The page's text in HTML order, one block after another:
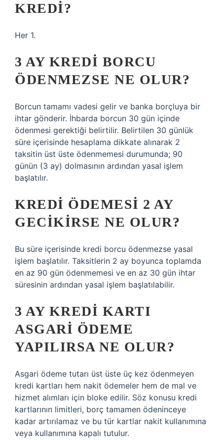
KREDI?
Her 1.
3 AY KREDI BORCU
ÖDENMEZSE NE OLUR?
Borcun tamamı vadesi gelir ve banka borçluya bir
ihtar gönderir. İhbarda borcun 30 gün içinde
ödenmesi gerektiği belirtilir. Belirtilen 30 günlük
süre içerisinde hesaplama dikkate alınarak 2
taksitin üst üste ödenmemesi durumunda; 90
günün (3 ay) dolmasının ardından yasal işlem
başlatılır.
KREDI ÖDEMESI 2 AY
GECIKIRSE NE OLUR?
Bu süre içerisinde kredi borcu ödenmezse yasal
işlem başlatılır. Taksitlerin 2 ay boyunca toplamda
en az 90 gün ödenmemesi ve en az 30 gün ihtar
süresinin ardından yasal işlem başlatılabilir.
3 AY KREDI KARTI
ASGARI ÖDEME
YAPILIRSA NE OLUR?
Asgari ödeme tutarı üst üste üç kez ödenmeyen
kredi kartları hem nakit ödemeler hem de mal ve
hizmet alımları için bloke edilir. Söz konusu kredi
kartlarının limitleri, borç tamamen ödeninceye
kadar artırılamaz ve bu tür kartlar nakit kullanımına
veya kullanımına kapalı tutulur.